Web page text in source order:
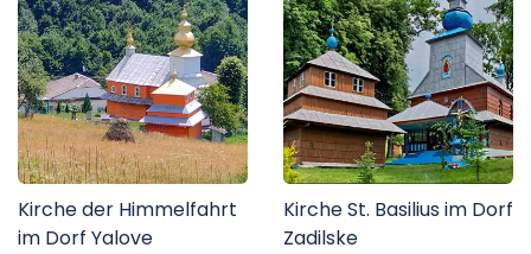
Kirche der Himmelfahrt
im Dorf Yalove
Kirche St. Basilius im Dorf
Zadilske